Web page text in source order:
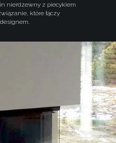
nierdzewny z piecykiem
które łączy